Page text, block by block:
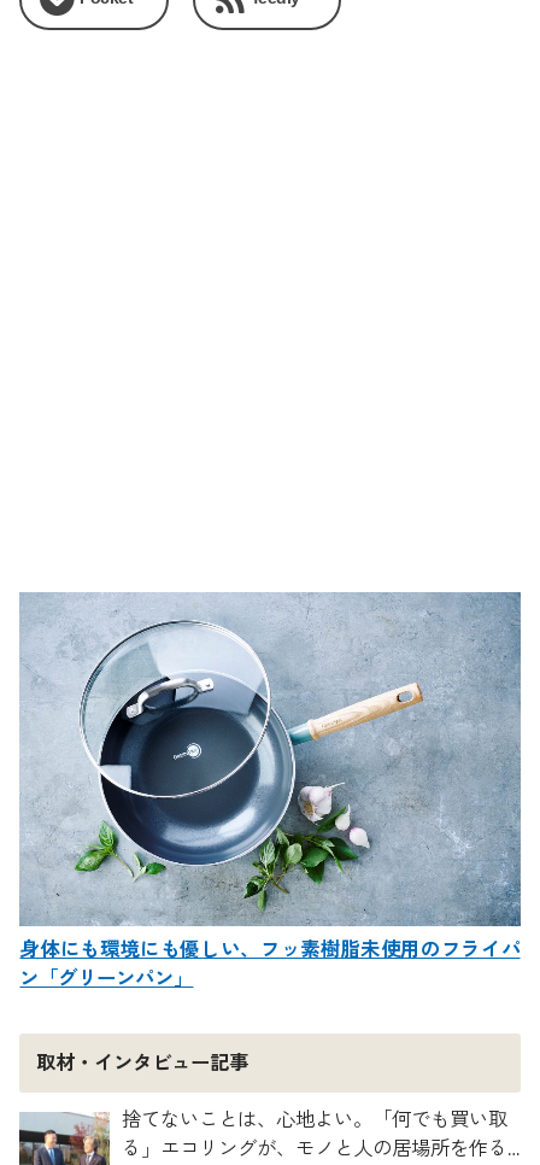
身体にも環境にも優しい、フッ素樹脂未使用のフライパ
ン「グリーンパン」
取材・インタビュー記事
捨てないことは、心地よい。「何でも買い取
る」エコリングが、モノと人の居場所を作る